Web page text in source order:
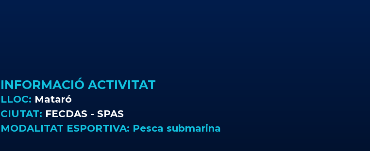
INFORMACIÓ ACTIVITAT
LLOC: Mataró
CIUTAT: FECDAS - SPAS
MODALITAT ESPORTIVA: Pesca submarina